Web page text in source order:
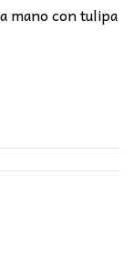
mano con tulipa